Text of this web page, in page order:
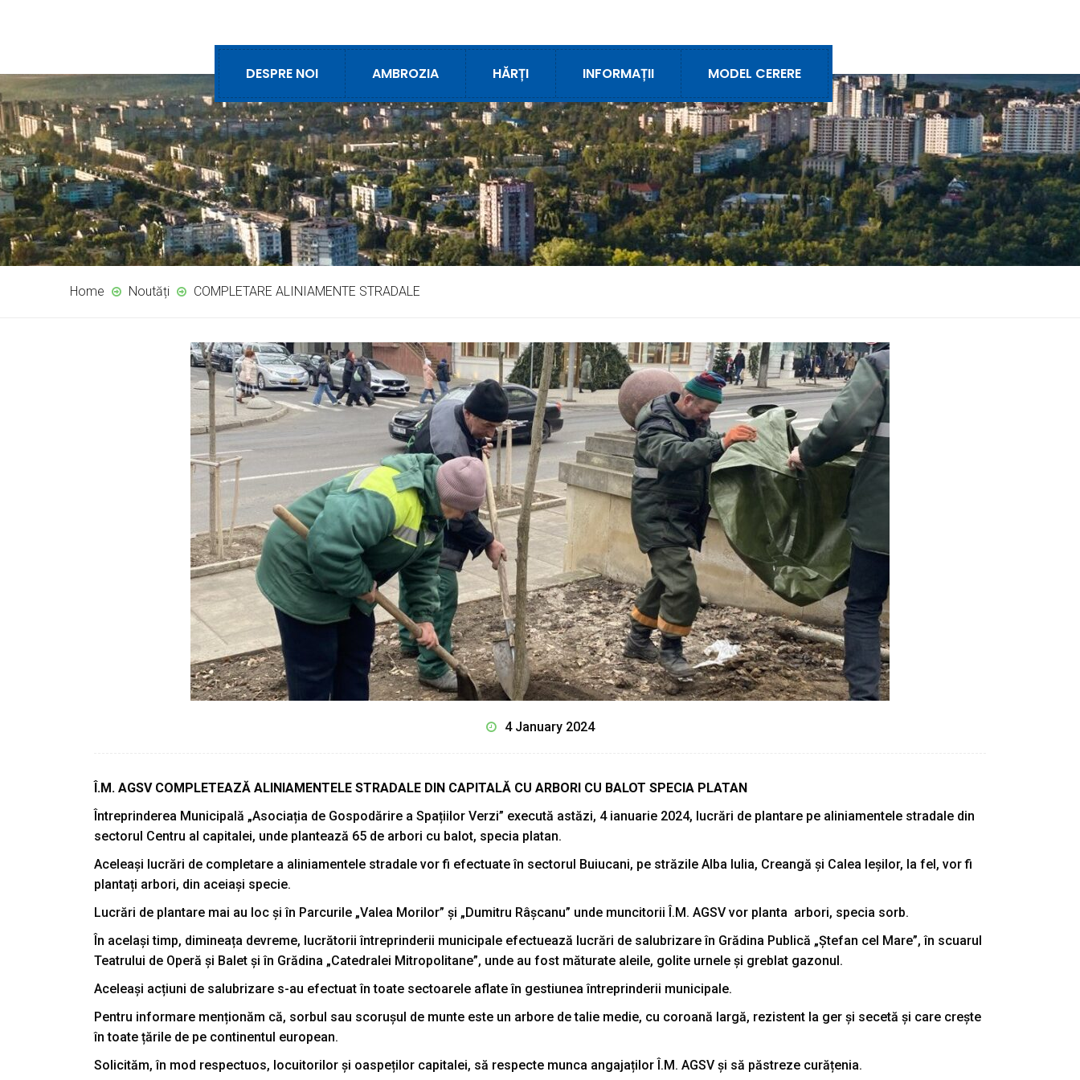
DESPRE NOI AMBROZIA HĂRȚI INFORMAȚII MODEL CERERE
Home Noutăți COMPLETARE ALINIAMENTE STRADALE
4 January 2024
Î.M. AGSV COMPLETEAZĂ ALINIAMENTELE STRADALE DIN CAPITALĂ CU ARBORI CU BALOT SPECIA PLATAN
Întreprinderea Municipală „Asociația de Gospodărire a Spațiilor Verzi” execută astăzi, 4 ianuarie 2024, lucrări de plantare pe aliniamentele stradale din
sectorul Centru al capitalei, unde plantează 65 de arbori cu balot, specia platan.
Aceleași lucrări de completare a aliniamentele stradale vor fi efectuate în sectorul Buiucani, pe străzile Alba Iulia, Creangă și Calea Ieșilor, la fel, vor fi
plantați arbori, din aceiași specie.
Lucrări de plantare mai au loc și în Parcurile „Valea Morilor” și „Dumitru Râșcanu” unde muncitorii Î.M. AGSV vor planta arbori, specia sorb.
În același timp, dimineața devreme, lucrătorii întreprinderii municipale efectuează lucrări de salubrizare în Grădina Publică „Ștefan cel Mare”, în scuarul
Teatrului de Operă și Balet și în Grădina „Catedralei Mitropolitane”, unde au fost măturate aleile, golite urnele și greblat gazonul.
Aceleași acțiuni de salubrizare s-au efectuat în toate sectoarele aflate în gestiunea întreprinderii municipale.
Pentru informare menționăm că, sorbul sau scorușul de munte este un arbore de talie medie, cu coroană largă, rezistent la ger și secetă și care crește
în toate țările de pe continentul european.
Solicităm, în mod respectuos, locuitorilor și oaspeților capitalei, să respecte munca angajaților Î.M. AGSV și să păstreze curățenia.